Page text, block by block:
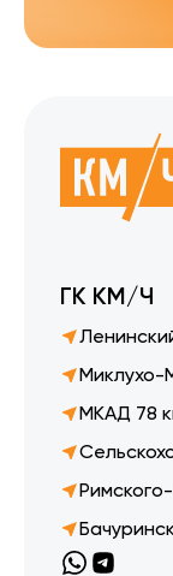
ГК КМ/Ч
Миклухо-
МКАД 78